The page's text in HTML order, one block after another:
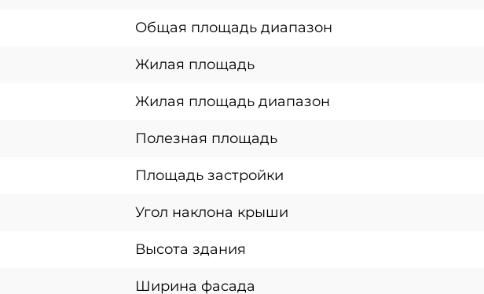
Общая площадь диапазон
Жилая площадь
Жилая площадь диапазон
Полезная площадь
Площадь застройки
Угол наклона крыши
Высота здания
Ширина фасада